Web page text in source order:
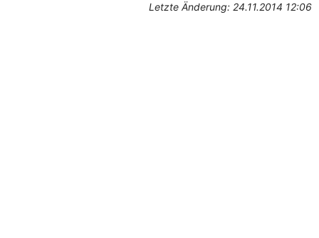
Letzte Änderung: 24.11.2014 12:06